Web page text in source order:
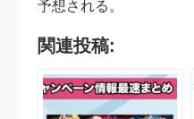
予想される。
関連投稿: